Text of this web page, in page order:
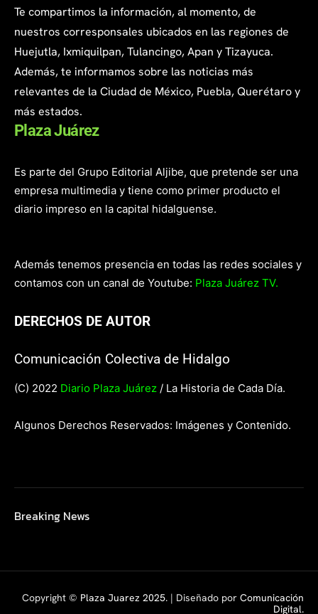
Te compartimos la información, al momento, de
nuestros corresponsales ubicados en las regiones de
Huejutla, Ixmiquilpan, Tulancingo, Apan y Tizayuca.
Además, te informamos sobre las noticias más
relevantes de la Ciudad de México, Puebla, Querétaro y
más estados.
Plaza Juárez
Es parte del Grupo Editorial Aljibe, que pretende ser una
empresa multimedia y tiene como primer producto el
diario impreso en la capital hidalguense.
Además tenemos presencia en todas las redes sociales y
contamos con un canal de Youtube: Plaza Juárez TV.
DERECHOS DE AUTOR
Comunicación Colectiva de Hidalgo
(C) 2022 Diario Plaza Juárez / La Historia de Cada Día.
Algunos Derechos Reservados: Imágenes y Contenido.
Breaking News
Copyright © Plaza Juarez 2025. | Diseñado por Comunicación
Digital.